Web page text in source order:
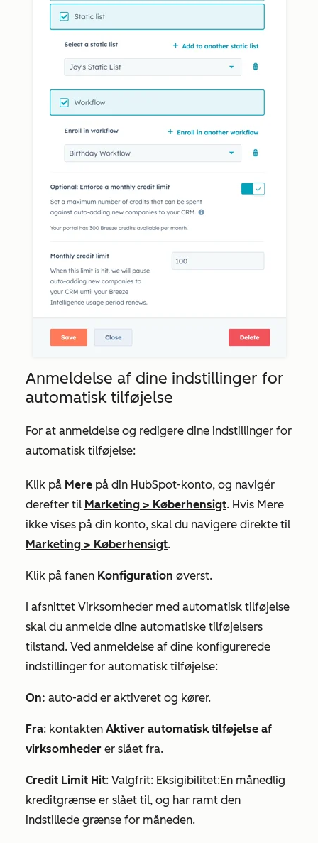
Anmeldelse af dine indstillinger for
automatisk tilføjelse
For at anmeldelse og redigere dine indstillinger for
automatisk tilføjelse:
Klik på Mere på din HubSpot-konto, og navigér
derefter til Marketing > Køberhensigt. Hvis Mere
ikke vises på din konto, skal du navigere direkte til
Marketing > Køberhensigt.
Klik på fanen Konfiguration øverst.
I afsnittet Virksomheder med automatisk tilføjelse
skal du anmelde dine automatiske tilføjelsers
tilstand. Ved anmeldelse af dine konfigurerede
indstillinger for automatisk tilføjelse:
On: auto-add er aktiveret og kører.
Fra: kontakten Aktiver automatisk tilføjelse af
virksomheder er slået fra.
Credit Limit Hit: Valgfrit: Eksigibilitet:En månedlig
kreditgrænse er slået til, og har ramt den
indstillede grænse for måneden.